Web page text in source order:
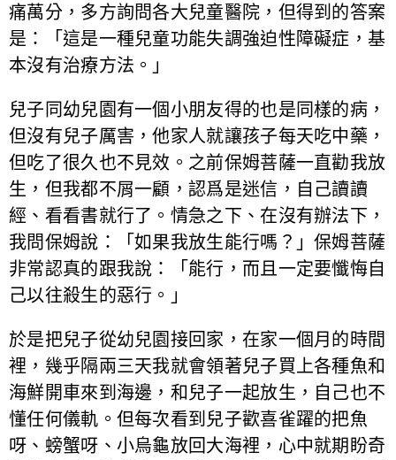
痛萬分，多方詢問各大兒童醫院，但得到的答案
是：「這是一種兒童功能失調強迫性障礙症，基
本沒有治療方法。」
兒子同幼兒園有一個小朋友得的也是同樣的病，
但沒有兒子厲害，他家人就讓孩子每天吃中藥，
但吃了很久也不見效。之前保姆菩薩一直勸我放
生，但我都不屑一顧，認爲是迷信，自己讀讀
經、看看書就行了。情急之下、在沒有辦法下，
我問保姆說：「如果我放生能行嗎？」保姆菩薩
非常認真的跟我說：「能行，而且一定要懺悔自
己以往殺生的惡行。」
於是把兒子從幼兒園接回家，在家一個月的時間
裡，幾乎隔兩三天我就會領著兒子買上各種魚和
海鮮開車來到海邊，和兒子一起放生，自己也不
懂任何儀軌。但每次看到兒子歡喜雀躍的把魚
呀、螃蟹呀、小烏龜放回大海裡，心中就期盼奇